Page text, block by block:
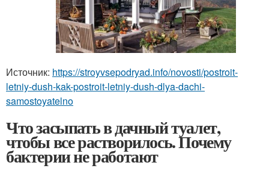
Источник: https://stroyvsepodryad.info/novosti/postroit-
letniy-dush-kak-postroit-letniy-dush-dlya-dachi-
samostoyatelno
Что засыпать в дачный туалет,
чтобы все растворилось. Почему
бактерии не работают